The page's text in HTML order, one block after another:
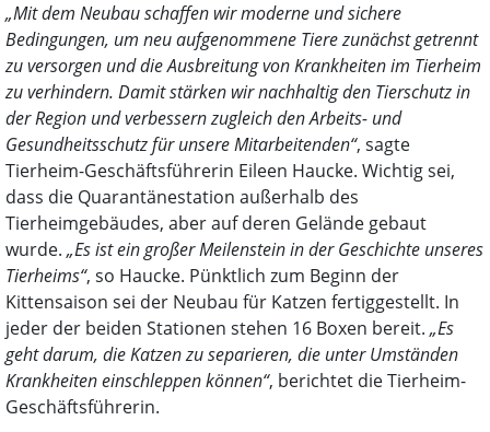
„Mit dem Neubau schaffen wir moderne und sichere
Bedingungen, um neu aufgenommene Tiere zunächst getrennt
zu versorgen und die Ausbreitung von Krankheiten im Tierheim
zu verhindern. Damit stärken wir nachhaltig den Tierschutz in
der Region und verbessern zugleich den Arbeits- und
Gesundheitsschutz für unsere Mitarbeitenden“, sagte
Tierheim-Geschäftsführerin Eileen Haucke. Wichtig sei,
dass die Quarantänestation außerhalb des
Tierheimgebäudes, aber auf deren Gelände gebaut
wurde. „Es ist ein großer Meilenstein in der Geschichte unseres
Tierheims“, so Haucke. Pünktlich zum Beginn der
Kittensaison sei der Neubau für Katzen fertiggestellt. In
jeder der beiden Stationen stehen 16 Boxen bereit. „Es
geht darum, die Katzen zu separieren, die unter Umständen
Krankheiten einschleppen können“, berichtet die Tierheim-
Geschäftsführerin.